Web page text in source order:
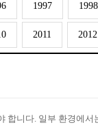
1997 1998
2011 2012
합니다. 일부 환경에